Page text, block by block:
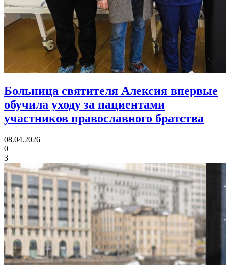
Больница святителя Алексия впервые
обучила уходу за пациентами
участников православного братства
08.04.2026
0
3